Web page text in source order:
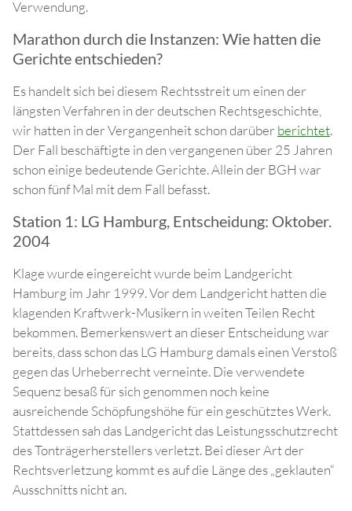
Verwendung.
Marathon durch die Instanzen: Wie hatten die
Gerichte entschieden?
Es handelt sich bei diesem Rechtsstreit um einen der
längsten Verfahren in der deutschen Rechtsgeschichte,
wir hatten in der Vergangenheit schon darüber berichtet.
Der Fall beschäftigte in den vergangenen über 25 Jahren
schon einige bedeutende Gerichte. Allein der BGH war
schon fünf Mal mit dem Fall befasst.
Station 1: LG Hamburg, Entscheidung: Oktober.
2004
Klage wurde eingereicht wurde beim Landgericht
Hamburg im Jahr 1999. Vor dem Landgericht hatten die
klagenden Kraftwerk-Musikern in weiten Teilen Recht
bekommen. Bemerkenswert an dieser Entscheidung war
bereits, dass schon das LG Hamburg damals einen Verstoß
gegen das Urheberrecht verneinte. Die verwendete
Sequenz besaß für sich genommen noch keine
ausreichende Schöpfungshöhe für ein geschütztes Werk.
Stattdessen sah das Landgericht das Leistungsschutzrecht
des Tonträgerherstellers verletzt. Bei dieser Art der
Rechtsverletzung kommt es auf die Länge des „geklauten“
Ausschnitts nicht an.